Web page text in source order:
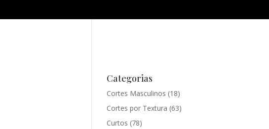
Categorias
Cortes Masculinos (18)
Cortes por Textura (63)
Curtos (78)